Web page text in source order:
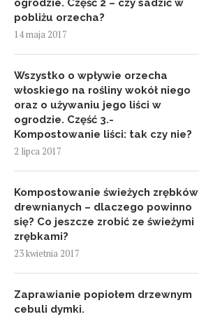
ogrodzie. Część 2 – czy sadzić w
pobliżu orzecha?
14 maja 2017
Wszystko o wpływie orzecha
włoskiego na rośliny wokół niego
oraz o używaniu jego liści w
ogrodzie. Część 3.-
Kompostowanie liści: tak czy nie?
2 lipca 2017
Kompostowanie świeżych zrębków
drewnianych – dlaczego powinno
się? Co jeszcze zrobić ze świeżymi
zrębkami?
23 kwietnia 2017
Zaprawianie popiołem drzewnym
cebuli dymki.